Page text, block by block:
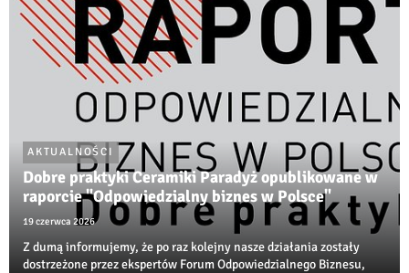
AKTUALNOŚCI
Dobre praktyki Ceramiki Paradyż opublikowane w
raporcie "Odpowiedzialny biznes w Polsce"
19 czerwca 2026
Z dumą informujemy, że po raz kolejny nasze działania zostały
dostrzeżone przez ekspertów Forum Odpowiedzialnego Biznesu,